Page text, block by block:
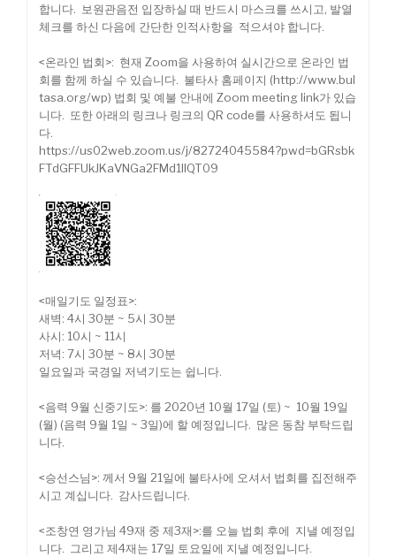
합니다. 보원관음전 입장하실 때 반드시 마스크를 쓰시고, 발열
체크를 하신 다음에 간단한 인적사항을 적으셔야 합니다.
<온라인 법회>: 현재 Zoom을 사용하여 실시간으로 온라인 법
회를 함께 하실 수 있습니다. 불타사 홈페이지 (http://www.bul
tasa.org/wp) 법회 및 예불 안내에 Zoom meeting link가 있습
니다. 또한 아래의 링크나 링크의 QR code를 사용하셔도 됩니
다.
https://us02web.zoom.us/j/82724045584?pwd=bGRsbk
FTdGFFUkJKaVNGa2FMd1llQT09
<매일기도 일정표>:
새벽: 4시 30분 ~ 5시 30분
사시: 10시 ~ 11시
저녁: 7시 30분 ~ 8시 30분
일요일과 국경일 저녁기도는 쉽니다.
<음력 9월 신중기도>: 를 2020년 10월 17일 (토) ~ 10월 19일
(월) (음력 9월 1일 ~ 3일)에 할 예정입니다. 많은 동참 부탁드립
니다.
<승선스님>: 께서 9월 21일에 불타사에 오셔서 법회를 집전해주
시고 계십니다. 감사드립니다.
<조창연 영가님 49재 중 제3재>:를 오늘 법회 후에 지낼 예정입
니다. 그리고 제4재는 17일 토요일에 지낼 예정입니다.